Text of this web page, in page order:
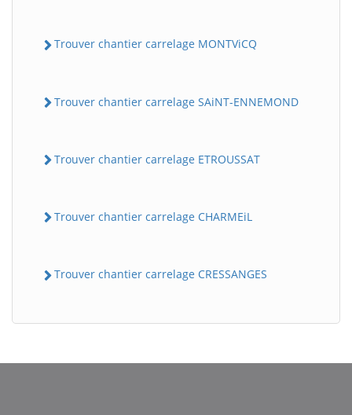
Trouver chantier carrelage MONTViCQ
Trouver chantier carrelage SAiNT-ENNEMOND
Trouver chantier carrelage ETROUSSAT
Trouver chantier carrelage CHARMEiL
Trouver chantier carrelage CRESSANGES
BatiWebPro